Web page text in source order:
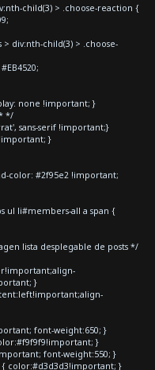
child(3) > .choose-reaction {
div:nth-child(3) > .choose-
none !important; }
*/
sans-serif !important;}
!important; }
color: #2f95e2 !important;
ul li#members-all a span {
lista desplegable de posts */
}
font-weight:650; }
}
font-weight:550; }
{ color:#d3d3d3!important; }